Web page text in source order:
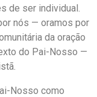
de ser individual.
nós — oramos por
da oração
do Pai-Nosso —
Nosso como